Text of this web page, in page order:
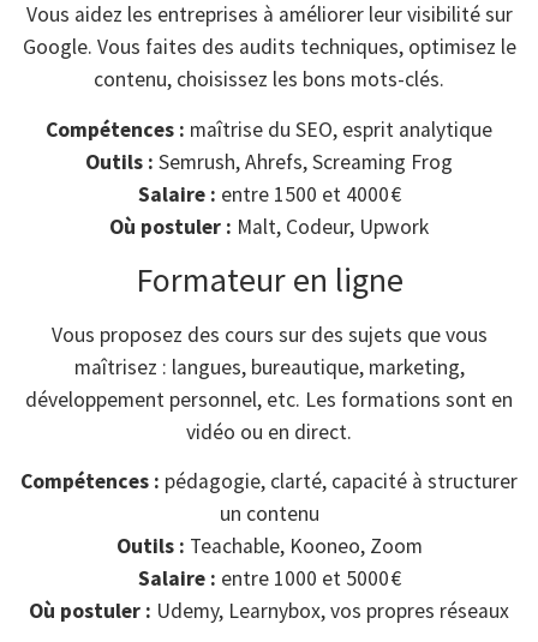
Vous aidez les entreprises à améliorer leur visibilité sur
Google. Vous faites des audits techniques, optimisez le
contenu, choisissez les bons mots-clés.
Compétences : maîtrise du SEO, esprit analytique
Outils : Semrush, Ahrefs, Screaming Frog
Salaire : entre 1500 et 4000 €
Où postuler : Malt, Codeur, Upwork
Formateur en ligne
Vous proposez des cours sur des sujets que vous
maîtrisez : langues, bureautique, marketing,
développement personnel, etc. Les formations sont en
vidéo ou en direct.
Compétences : pédagogie, clarté, capacité à structurer
un contenu
Outils : Teachable, Kooneo, Zoom
Salaire : entre 1000 et 5000 €
Où postuler : Udemy, Learnybox, vos propres réseaux